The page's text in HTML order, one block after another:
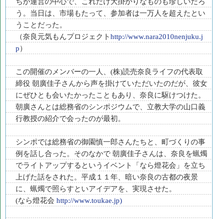
う。当日は、市場もたって、参加者は一万人を超えたとい
うことだった。
（奈良元気もんプロジェクトhttp://www.nara2010nenjuku.j
p）
この開催のメンバーの一人、(株)読売奈良ライフの代表取
締役 朝廣佳子さんから声を掛けていただいたのだが、彼女
にぜひとも会いたかったこともあり、奈良に駆けつけた。
朝廣さんとは総務省のシンポジウムで、立教大学の山口義
行教授の紹介で会ったのが最初。
シンポでは総務省の御園慎一郎さんたちと、町づくりの事
例を話し合った。そのなかで 朝廣佳子さんは、奈良を蝋燭
でライトアップするというイベント「なら燈花会」を立ち
上げた話をされた。平成１１年、暗い奈良の古都の夜景
に、蝋燭で照らすといアイデアを、実現させた。
(なら燈花会 http://www.toukae.jp)